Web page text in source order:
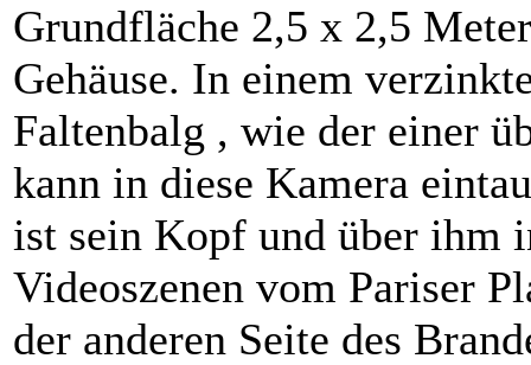
Grundfläche 2,5 x 2,5
Gehäuse. In einem
Faltenbalg , wie der einer
kann in diese Kamera
ist sein Kopf und über ihm
Videoszenen vom Pariser
der anderen Seite des